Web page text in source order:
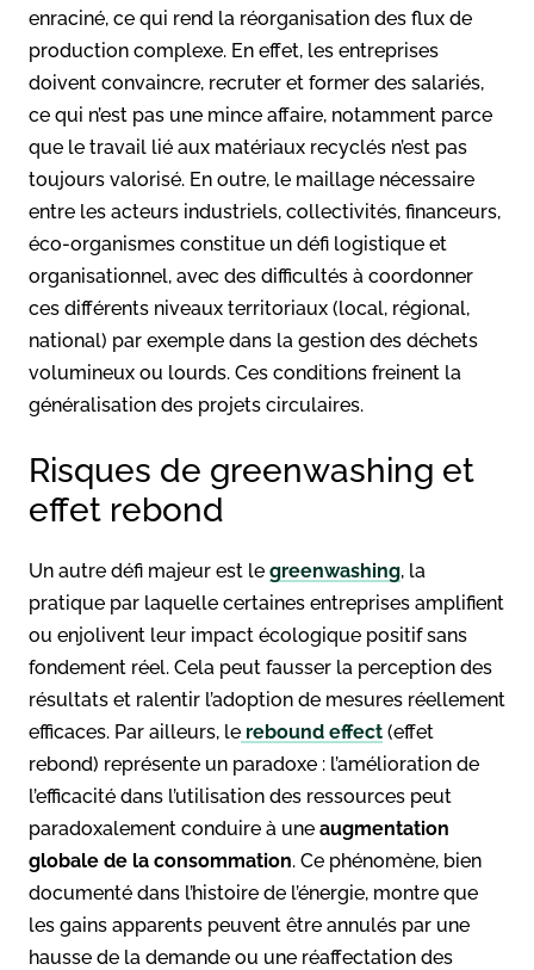
enraciné, ce qui rend la réorganisation des flux de
production complexe. En effet, les entreprises
doivent convaincre, recruter et former des salariés,
ce qui n’est pas une mince affaire, notamment parce
que le travail lié aux matériaux recyclés n’est pas
toujours valorisé. En outre, le maillage nécessaire
entre les acteurs industriels, collectivités, financeurs,
éco-organismes constitue un défi logistique et
organisationnel, avec des difficultés à coordonner
ces différents niveaux territoriaux (local, régional,
national) par exemple dans la gestion des déchets
volumineux ou lourds. Ces conditions freinent la
généralisation des projets circulaires.
Risques de greenwashing et
effet rebond
Un autre défi majeur est le greenwashing, la
pratique par laquelle certaines entreprises amplifient
ou enjolivent leur impact écologique positif sans
fondement réel. Cela peut fausser la perception des
résultats et ralentir l’adoption de mesures réellement
efficaces. Par ailleurs, le rebound effect (effet
rebond) représente un paradoxe : l’amélioration de
l’efficacité dans l’utilisation des ressources peut
paradoxalement conduire à une augmentation
globale de la consommation. Ce phénomène, bien
documenté dans l’histoire de l’énergie, montre que
les gains apparents peuvent être annulés par une
hausse de la demande ou une réaffectation des